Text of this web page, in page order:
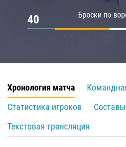
Броски по
40
Хронология матча
Статистика игроков
Составы
Текстовая трансляция